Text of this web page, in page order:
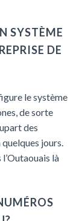
SYSTÈME
DE
le système
de sorte
des
jours.
là